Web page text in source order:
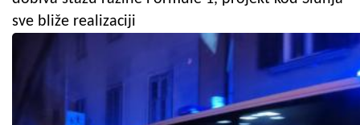
sve bliže realizaciji